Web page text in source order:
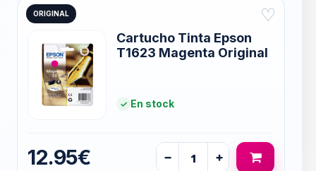
ORIGINAL ♡
Cartucho Tinta Epson
T1623 Magenta Original
En stock
12.95€ − +